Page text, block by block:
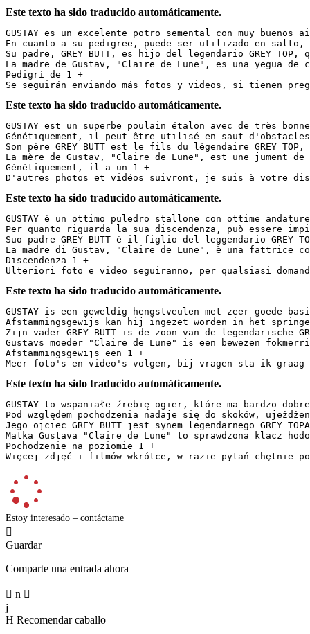
Este texto ha sido traducido automáticamente.
GUSTAY es un excelente potro semental con muy
En cuanto a su pedigree, puede ser utilizado en salto,
Su padre, GREY BUTT, es hijo del legendario GREY
La madre de Gustav, "Claire de Lune", es una yegua
Pedigrí de 1 +
Se seguirán enviando más fotos y videos, si tienen
Este texto ha sido traducido automáticamente.
GUSTAY est un superbe poulain étalon avec de très
Génétiquement, il peut être utilisé en saut
Son père GREY BUTT est le fils du légendaire GREY
La mère de Gustav, "Claire de Lune", est une jument
Génétiquement, il a un 1 +
D'autres photos et vidéos suivront, je suis à votre
Este texto ha sido traducido automáticamente.
GUSTAY è un ottimo puledro stallone con ottime
Per quanto riguarda la sua discendenza, può essere
Suo padre GREY BUTT è il figlio del leggendario GREY
La madre di Gustav, "Claire de Lune", è una fattrice
Discendenza 1 +
Ulteriori foto e video seguiranno, per qualsiasi
Este texto ha sido traducido automáticamente.
GUSTAY is een geweldig hengstveulen met zeer
Afstammingsgewijs kan hij ingezet worden in het
Zijn vader GREY BUTT is de zoon van de legendarische
Gustavs moeder "Claire de Lune" is een bewezen
Afstammingsgewijs een 1 +
Meer foto's en video's volgen, bij vragen sta ik graag
Este texto ha sido traducido automáticamente.
GUSTAY to wspaniałe źrebię ogier, które ma bardzo
Pod względem pochodzenia nadaje się do skoków,
Jego ojciec GREY BUTT jest synem legendarnego GREY
Matka Gustava "Claire de Lune" to sprawdzona klacz
Pochodzenie na poziomie 1 +
Więcej zdjęć i filmów wkrótce, w razie pytań chętnie
Estoy interesado – contáctame

Guardar
Comparte una entrada ahora
 n 
j
H Recomendar caballo